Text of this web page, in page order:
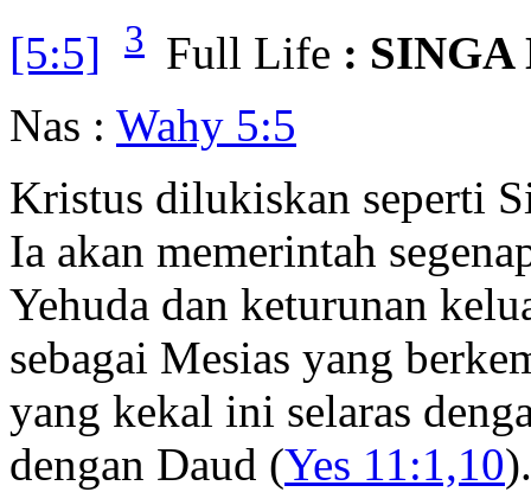
[5:5]
3 Full Life : SINGA
Nas : Wahy 5:5
Kristus dilukiskan seperti
Ia akan memerintah
Yehuda dan keturunan
sebagai Mesias yang
yang kekal ini selaras
dengan Daud (Yes 11:1,10).